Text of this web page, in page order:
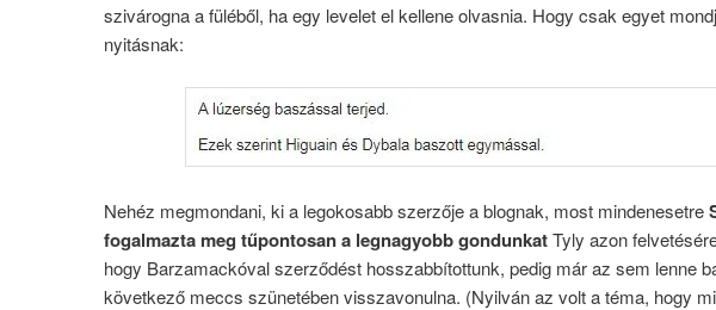
szivárogna a füléből, ha egy levelet el kellene olvasnia. Hogy csak egyet
nyitásnak:
Nehéz megmondani, ki a legokosabb szerzője a blognak, most mindenesetre
fogalmazta meg tűpontosan a legnagyobb gondunkatTyly azon
hogy Barzamackóval szerződést hosszabbítottunk, pedig már az sem lenne
következő meccs szünetében visszavonulna. (Nyilván az volt a téma, hogy